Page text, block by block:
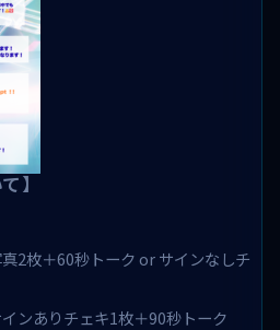
】
2枚＋60秒トーク or サインなしチ
ンありチェキ1枚＋90秒トーク